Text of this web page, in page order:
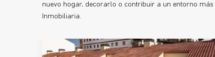
nuevo hogar, decorarlo o contribuir a un entorno
Inmobiliaria.